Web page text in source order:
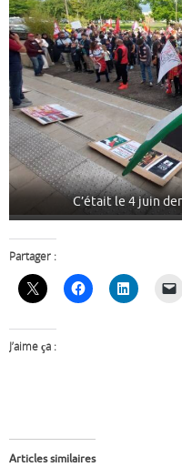
C’était le 4 juin
Partager :
J’aime ça :
Articles similaires